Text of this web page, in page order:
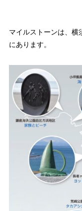
マイルストーンは、横
にあります。